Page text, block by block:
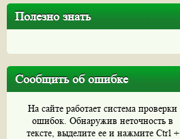
Полезно знать
Сообщить об ошибке
На сайте работает система проверки
ошибок. Обнаружив неточность в
тексте, выделите ее и нажмите Ctrl +